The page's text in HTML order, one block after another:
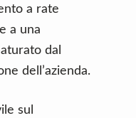
a rate
a una
dal
dell’azienda.
sul